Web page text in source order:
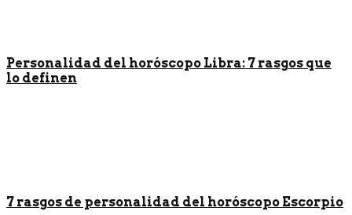
Personalidad del horóscopo Libra: 7 rasgos que
lo definen
7 rasgos de personalidad del horóscopo Escorpio